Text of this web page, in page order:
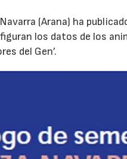
(Arana) ha
los datos de los
del Gen’.